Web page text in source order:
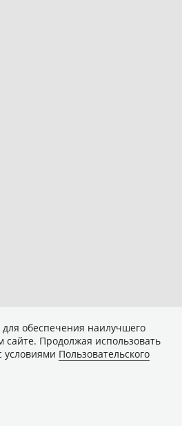
обеспечения наилучшего
Продолжая использовать
условиями Пользовательского